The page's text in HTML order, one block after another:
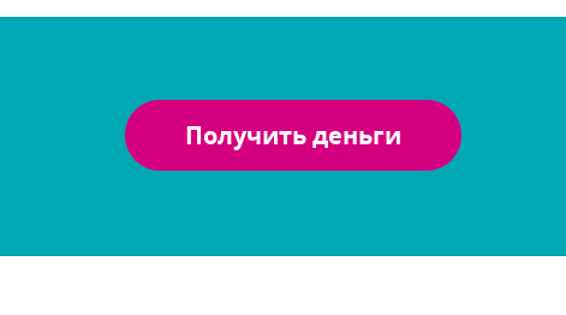
Получить деньги